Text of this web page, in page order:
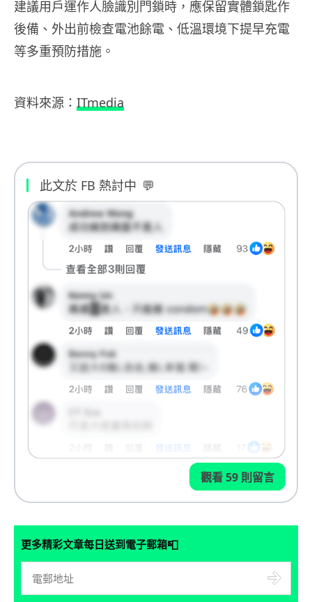
建議用戶運作人臉識別門鎖時，應保留實體鎖匙作
後備、外出前檢查電池餘電、低溫環境下提早充電
等多重預防措施。
資料來源： ITmedia
此文於 FB 熱討中 💬
觀看 59 則留言
更多精彩文章每日送到電子郵箱📮